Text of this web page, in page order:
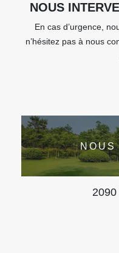
NOUS
En cas d’urgence,
n’hésitez pas à nous